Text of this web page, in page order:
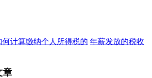
何计算缴纳个人所得税的 年薪发放的税收
章